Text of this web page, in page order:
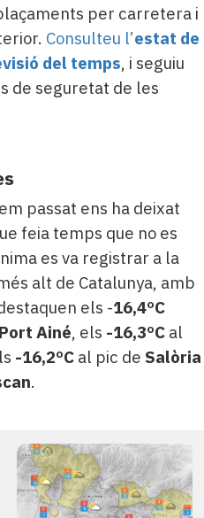
per carretera i
Consulteu l’estat de
del temps, i seguiu
de seguretat de les
passat ens ha deixat
feia temps que no es
es va registrar a la
alt de Catalunya, amb
els -16,4ºC
Port Ainé, els -16,3ºCal
-16,2ºCal pic de Salòria
.